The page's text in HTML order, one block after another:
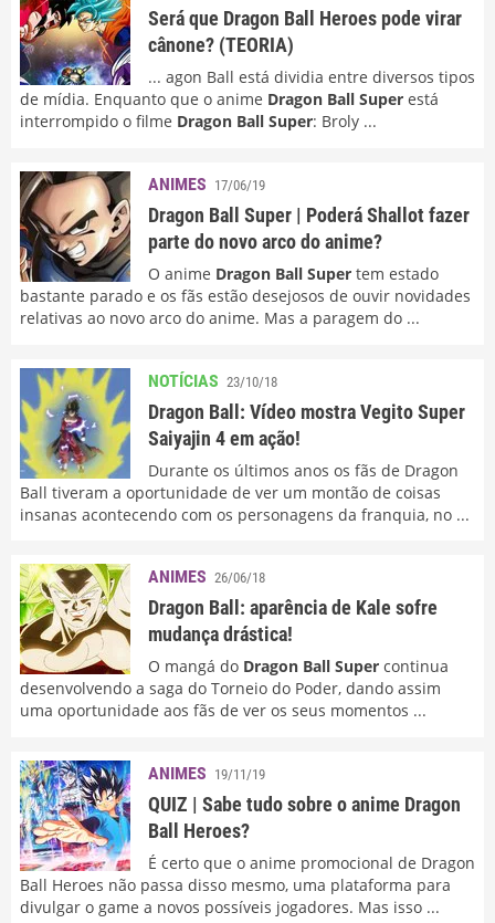
Será que Dragon Ball Heroes pode virar
cânone? (TEORIA)
... agon Ball está dividia entre diversos tipos
de mídia. Enquanto que o anime Dragon Ball Super está
interrompido o filme Dragon Ball Super: Broly ...
ANIMES 17/06/19
Dragon Ball Super | Poderá Shallot fazer
parte do novo arco do anime?
O anime Dragon Ball Super tem estado
bastante parado e os fãs estão desejosos de ouvir novidades
relativas ao novo arco do anime. Mas a paragem do ...
NOTÍCIAS 23/10/18
Dragon Ball: Vídeo mostra Vegito Super
Saiyajin 4 em ação!
Durante os últimos anos os fãs de Dragon
Ball tiveram a oportunidade de ver um montão de coisas
insanas acontecendo com os personagens da franquia, no ...
ANIMES 26/06/18
Dragon Ball: aparência de Kale sofre
mudança drástica!
O mangá do Dragon Ball Super continua
desenvolvendo a saga do Torneio do Poder, dando assim
uma oportunidade aos fãs de ver os seus momentos ...
ANIMES 19/11/19
QUIZ | Sabe tudo sobre o anime Dragon
Ball Heroes?
É certo que o anime promocional de Dragon
Ball Heroes não passa disso mesmo, uma plataforma para
divulgar o game a novos possíveis jogadores. Mas isso ...